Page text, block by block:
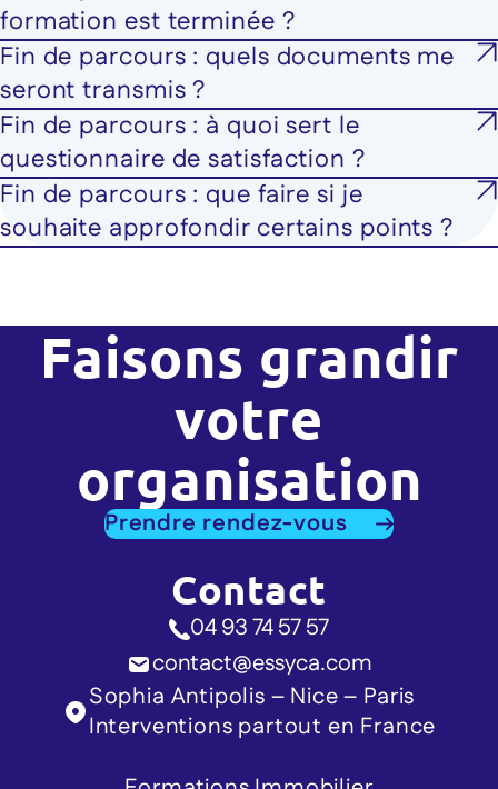
formation est terminée ?
Fin de parcours : quels documents me
seront transmis ?
Fin de parcours : à quoi sert le
questionnaire de satisfaction ?
Fin de parcours : que faire si je
souhaite approfondir certains points ?
Faisons grandir
votre
organisation
Prendre rendez-vous
Contact
04 93 74 57 57
contact@essyca.com
Sophia Antipolis – Nice – Paris
Interventions partout en France